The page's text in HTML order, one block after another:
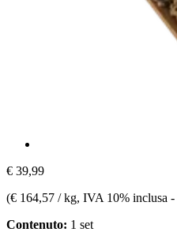
€ 39,99
(€ 164,57 / kg, IVA 10% inclusa -
Contenuto: 1 set